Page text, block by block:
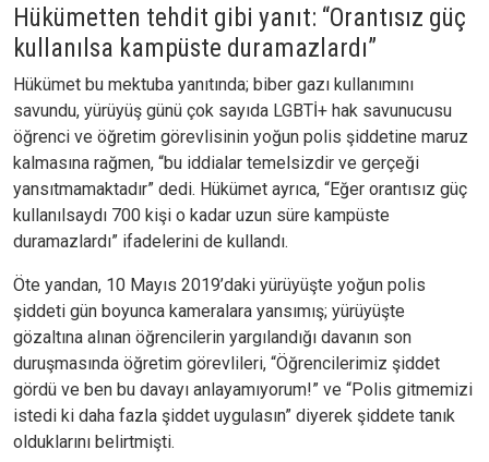
Hükümetten tehdit gibi yanıt: “Orantısız güç
kullanılsa kampüste duramazlardı”
Hükümet bu mektuba yanıtında; biber gazı kullanımını
savundu, yürüyüş günü çok sayıda LGBTİ+ hak savunucusu
öğrenci ve öğretim görevlisinin yoğun polis şiddetine maruz
kalmasına rağmen, “bu iddialar temelsizdir ve gerçeği
yansıtmamaktadır” dedi. Hükümet ayrıca, “Eğer orantısız güç
kullanılsaydı 700 kişi o kadar uzun süre kampüste
duramazlardı” ifadelerini de kullandı.
Öte yandan, 10 Mayıs 2019’daki yürüyüşte yoğun polis
şiddeti gün boyunca kameralara yansımış; yürüyüşte
gözaltına alınan öğrencilerin yargılandığı davanın son
duruşmasında öğretim görevlileri, “Öğrencilerimiz şiddet
gördü ve ben bu davayı anlayamıyorum!” ve “Polis gitmemizi
istedi ki daha fazla şiddet uygulasın” diyerek şiddete tanık
olduklarını belirtmişti.